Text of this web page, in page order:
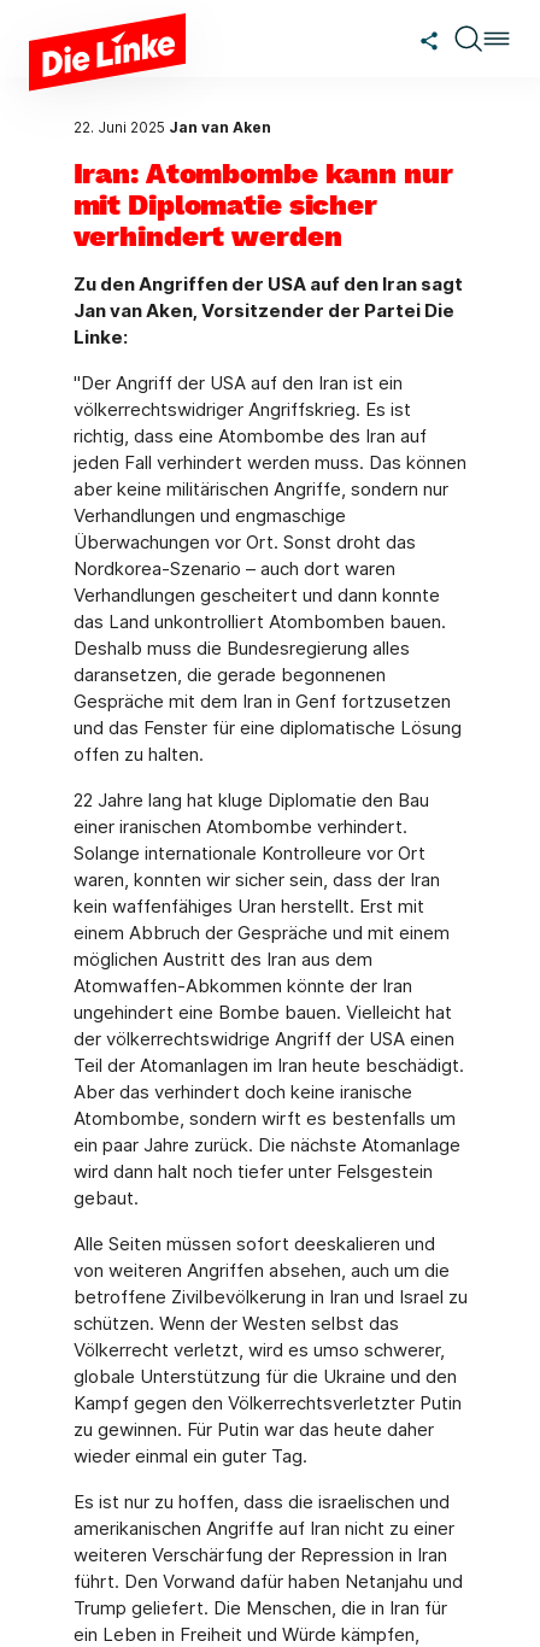
Zum Hauptinhalt springen
22. Juni 2025 Jan van Aken
Iran: Atombombe kann nur
mit Diplomatie sicher
verhindert werden
Zu den Angriffen der USA auf den Iran sagt
Jan van Aken, Vorsitzender der Partei Die
Linke:
"Der Angriff der USA auf den Iran ist ein
völkerrechtswidriger Angriffskrieg. Es ist
richtig, dass eine Atombombe des Iran auf
jeden Fall verhindert werden muss. Das können
aber keine militärischen Angriffe, sondern nur
Verhandlungen und engmaschige
Überwachungen vor Ort. Sonst droht das
Nordkorea-Szenario – auch dort waren
Verhandlungen gescheitert und dann konnte
das Land unkontrolliert Atombomben bauen.
Deshalb muss die Bundesregierung alles
daransetzen, die gerade begonnenen
Gespräche mit dem Iran in Genf fortzusetzen
und das Fenster für eine diplomatische Lösung
offen zu halten.
22 Jahre lang hat kluge Diplomatie den Bau
einer iranischen Atombombe verhindert.
Solange internationale Kontrolleure vor Ort
waren, konnten wir sicher sein, dass der Iran
kein waffenfähiges Uran herstellt. Erst mit
einem Abbruch der Gespräche und mit einem
möglichen Austritt des Iran aus dem
Atomwaffen-Abkommen könnte der Iran
ungehindert eine Bombe bauen. Vielleicht hat
der völkerrechtswidrige Angriff der USA einen
Teil der Atomanlagen im Iran heute beschädigt.
Aber das verhindert doch keine iranische
Atombombe, sondern wirft es bestenfalls um
ein paar Jahre zurück. Die nächste Atomanlage
wird dann halt noch tiefer unter Felsgestein
gebaut.
Alle Seiten müssen sofort deeskalieren und
von weiteren Angriffen absehen, auch um die
betroffene Zivilbevölkerung in Iran und Israel zu
schützen. Wenn der Westen selbst das
Völkerrecht verletzt, wird es umso schwerer,
globale Unterstützung für die Ukraine und den
Kampf gegen den Völkerrechtsverletzter Putin
zu gewinnen. Für Putin war das heute daher
wieder einmal ein guter Tag.
Es ist nur zu hoffen, dass die israelischen und
amerikanischen Angriffe auf Iran nicht zu einer
weiteren Verschärfung der Repression in Iran
führt. Den Vorwand dafür haben Netanjahu und
Trump geliefert. Die Menschen, die in Iran für
ein Leben in Freiheit und Würde kämpfen,